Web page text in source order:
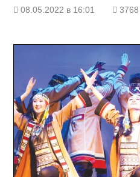
08.05.2022 в 16:01 3768